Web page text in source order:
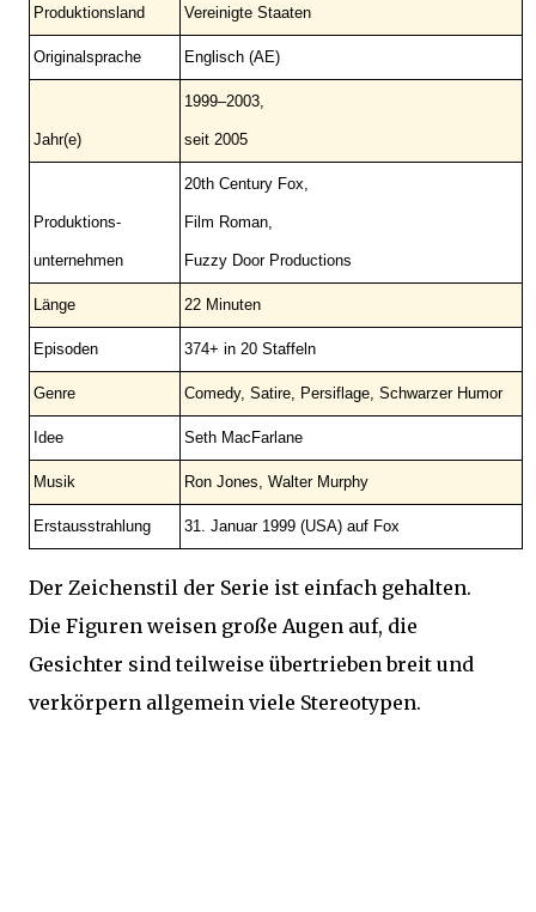
Produktionsland Vereinigte Staaten
Originalsprache Englisch (AE)
Jahr(e)
1999–2003,
seit 2005
Produktions-
unternehmen
20th Century Fox,
Film Roman,
Fuzzy Door Productions
Länge 22 Minuten
Episoden 374+ in 20 Staffeln
Genre Comedy, Satire, Persiflage, Schwarzer Humor
Idee Seth MacFarlane
Musik Ron Jones, Walter Murphy
Erstausstrahlung 31. Januar 1999 (USA) auf Fox
Der Zeichenstil der Serie ist einfach gehalten.
Die Figuren weisen große Augen auf, die
Gesichter sind teilweise übertrieben breit und
verkörpern allgemein viele Stereotypen.